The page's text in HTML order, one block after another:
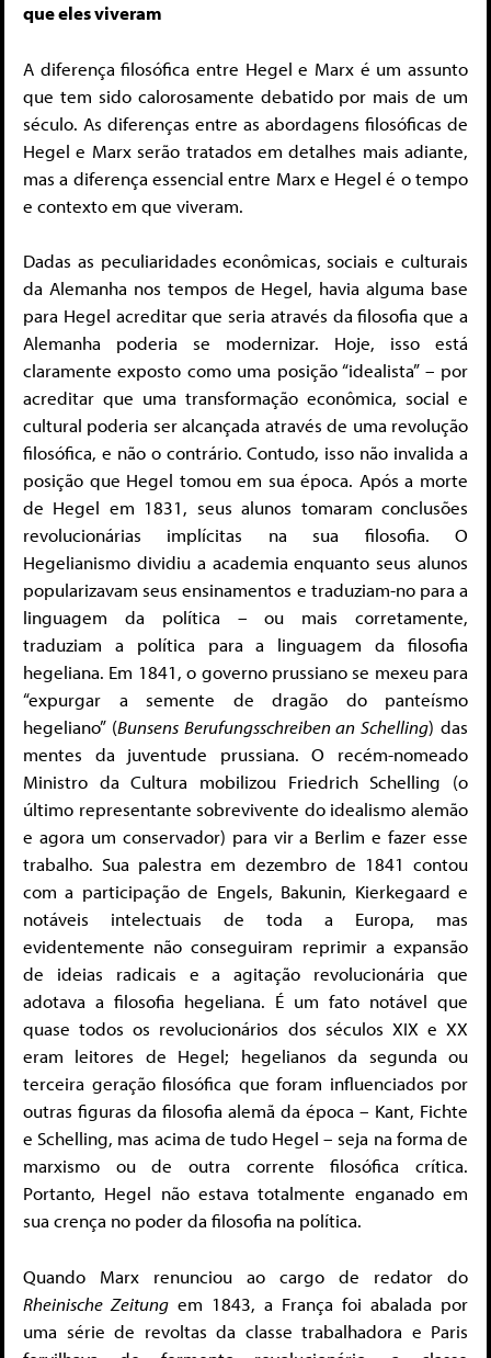
que eles viveram
A diferença filosófica entre Hegel e Marx é um assunto
que tem sido calorosamente debatido por mais de um
século. As diferenças entre as abordagens filosóficas de
Hegel e Marx serão tratados em detalhes mais adiante,
mas a diferença essencial entre Marx e Hegel é o tempo
e contexto em que viveram.
Dadas as peculiaridades econômicas, sociais e culturais
da Alemanha nos tempos de Hegel, havia alguma base
para Hegel acreditar que seria através da filosofia que a
Alemanha poderia se modernizar. Hoje, isso está
claramente exposto como uma posição “idealista” – por
acreditar que uma transformação econômica, social e
cultural poderia ser alcançada através de uma revolução
filosófica, e não o contrário. Contudo, isso não invalida a
posição que Hegel tomou em sua época. Após a morte
de Hegel em 1831, seus alunos tomaram conclusões
revolucionárias implícitas na sua filosofia. O
Hegelianismo dividiu a academia enquanto seus alunos
popularizavam seus ensinamentos e traduziam-no para a
linguagem da política – ou mais corretamente,
traduziam a política para a linguagem da filosofia
hegeliana. Em 1841, o governo prussiano se mexeu para
“expurgar a semente de dragão do panteísmo
hegeliano” (Bunsens Berufungsschreiben an Schelling) das
mentes da juventude prussiana. O recém-nomeado
Ministro da Cultura mobilizou Friedrich Schelling (o
último representante sobrevivente do idealismo alemão
e agora um conservador) para vir a Berlim e fazer esse
trabalho. Sua palestra em dezembro de 1841 contou
com a participação de Engels, Bakunin, Kierkegaard e
notáveis intelectuais de toda a Europa, mas
evidentemente não conseguiram reprimir a expansão
de ideias radicais e a agitação revolucionária que
adotava a filosofia hegeliana. É um fato notável que
quase todos os revolucionários dos séculos XIX e XX
eram leitores de Hegel; hegelianos da segunda ou
terceira geração filosófica que foram influenciados por
outras figuras da filosofia alemã da época – Kant, Fichte
e Schelling, mas acima de tudo Hegel – seja na forma de
marxismo ou de outra corrente filosófica crítica.
Portanto, Hegel não estava totalmente enganado em
sua crença no poder da filosofia na política.
Quando Marx renunciou ao cargo de redator do
Rheinische Zeitung em 1843, a França foi abalada por
uma série de revoltas da classe trabalhadora e Paris